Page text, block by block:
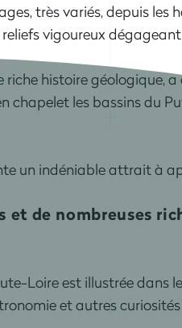
très variés, depuis les
vigoureux
histoire géologique,
chapelet les bassins du
un indéniable attrait à
et de nombreuses
Loire est illustrée dans
et autres